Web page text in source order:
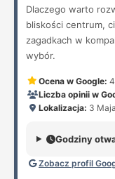
Dlaczego warto
bliskości centrum,
zagadkach w
wybór.
Ocena w Google:
Liczba opinii w
Lokalizacja: 3
Godziny
Zobacz profil